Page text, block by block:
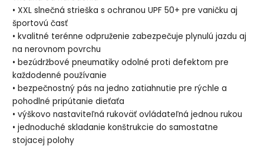
• XXL slnečná strieška s ochranou UPF 50+ pre vaničku aj
športovú časť
• kvalitné terénne odpruženie zabezpečuje plynulú jazdu aj
na nerovnom povrchu
• bezúdržbové pneumatiky odolné proti defektom pre
každodenné používanie
• bezpečnostný pás na jedno zatiahnutie pre rýchle a
pohodlné pripútanie dieťaťa
• výškovo nastaviteľná rukoväť ovládateľná jednou rukou
• jednoduché skladanie konštrukcie do samostatne
stojacej polohy